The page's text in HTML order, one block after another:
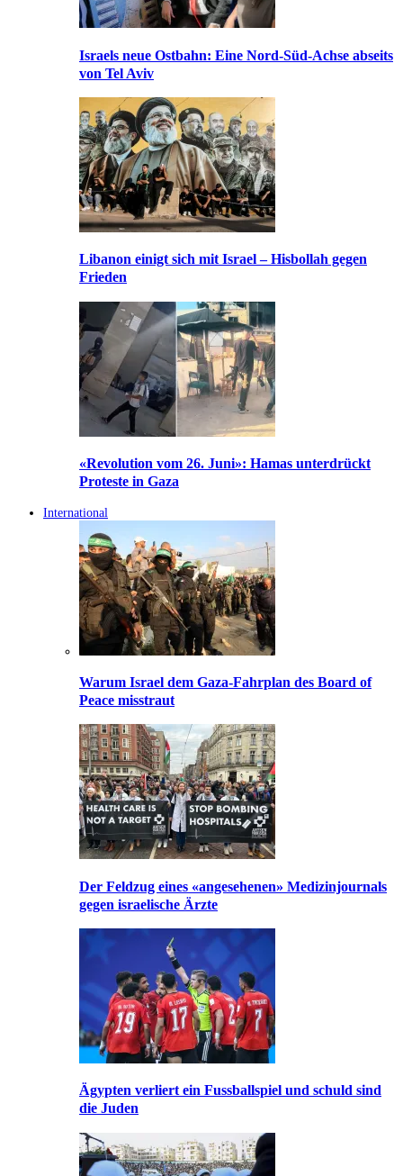
Israels neue Ostbahn: Eine Nord-Süd-Achse abseits
von Tel Aviv
Libanon einigt sich mit Israel – Hisbollah gegen
Frieden
«Revolution vom 26. Juni»: Hamas unterdrückt
Proteste in Gaza
International
Warum Israel dem Gaza-Fahrplan des Board of
Peace misstraut
Der Feldzug eines «angesehenen» Medizinjournals
gegen israelische Ärzte
Ägypten verliert ein Fussballspiel und schuld sind
die Juden